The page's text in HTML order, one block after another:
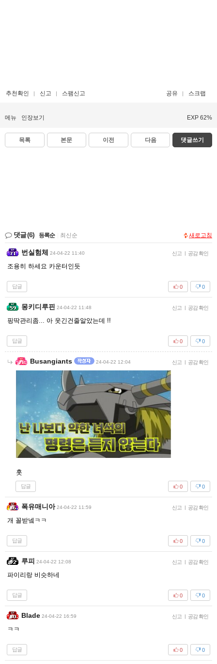
추천확인 신고 스팸신고 공유 스크랩
메뉴 인장보기 EXP 62%
목록 본문 이전 다음 댓글쓰기
댓글(6) 등록순 최신순 새로고침
번실험체 24-04-22 11:40 신고 | 공감 확인
조용히 하세요 카운터인듯
답글 0
0
몽키디루핀 24-04-22 11:48 신고 | 공감 확인
핑딱관리좀... 아 웃긴건줄알았는데 !!
답글 0
0
Busangiants 24-04-22 12:04 신고 | 공감 확인
훗
답글 0
0
폭유매니아 24-04-22 11:59 신고 공감 확인
개 꼴받넼ㅋㅋ
답글 0
0
루피 24-04-22 12:08 신고 공감 확인
파이리랑 비슷하네
답글 0
0
Blade 24-04-22 16:59 신고 공감 확인
ㅋㅋ
답글 0
0